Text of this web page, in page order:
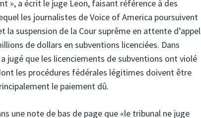
», a écrit le juge Leon, faisant référence à des
les journalistes de Voice of America poursuivent
suspension de la Cour suprême en attente d’appel
de dollars en subventions licenciées. Dans
jugé que les licenciements de subventions ont violé
les procédures fédérales légitimes doivent être
le paiement dû.
une note de bas de page que «le tribunal ne juge